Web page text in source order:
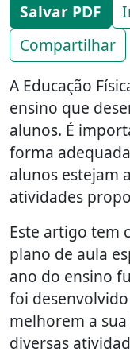
Salvar PDF
Compartilhar
A Educação
ensino que
alunos. É
forma
alunos estejam
atividades
Este artigo tem
plano de aula
ano do ensino
foi
melhorem a
diversas